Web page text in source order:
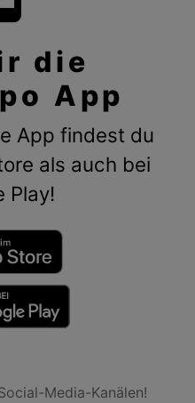
die
App
App findest du
als auch bei
Play!
Media-Kanälen!